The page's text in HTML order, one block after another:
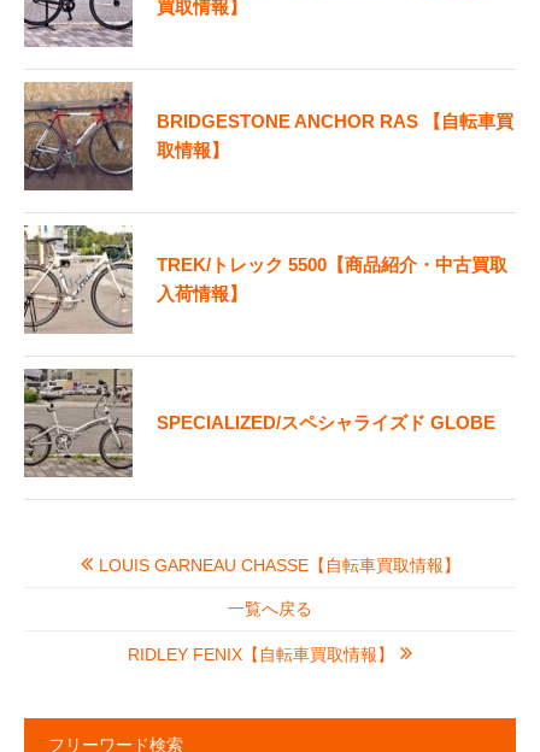
買取情報】
BRIDGESTONE ANCHOR RAS 【自転車買
取情報】
TREK/トレック 5500【商品紹介・中古買取
入荷情報】
SPECIALIZED/スペシャライズド GLOBE
LOUIS GARNEAU CHASSE【自転車買取情報】
一覧へ戻る
RIDLEY FENIX【自転車買取情報】
フリーワード検索